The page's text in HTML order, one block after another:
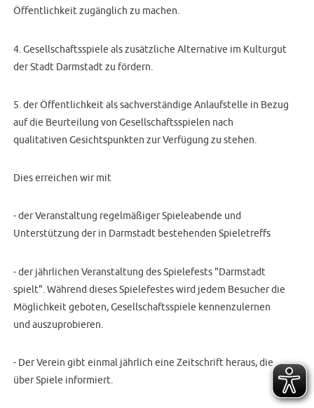
Öffentlichkeit zugänglich zu machen.
4. Gesellschaftsspiele als zusätzliche Alternative im Kulturgut
der Stadt Darmstadt zu fördern.
5. der Öffentlichkeit als sachverständige Anlaufstelle in Bezug
auf die Beurteilung von Gesellschaftsspielen nach
qualitativen Gesichtspunkten zur Verfügung zu stehen.
Dies erreichen wir mit
- der Veranstaltung regelmäßiger Spieleabende und
Unterstützung der in Darmstadt bestehenden Spieletreffs
- der jährlichen Veranstaltung des Spielefests "Darmstadt
spielt".Während dieses Spielefestes wird jedem Besucher die
Möglichkeit geboten, Gesellschaftsspiele kennenzulernen
und auszuprobieren.
- Der Verein gibt einmal jährlich eine Zeitschrift heraus, die
über Spiele informiert.